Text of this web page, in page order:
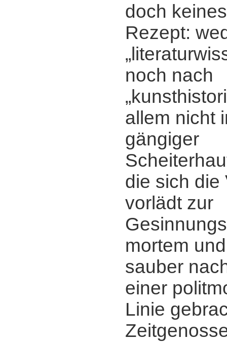
doch
Rezept:
noch nach
allem nicht
gängiger
die sich die
vorlädt zur
mortem
sauber
einer
Linie